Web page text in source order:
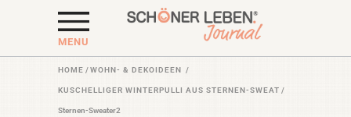
MENU
HOME /WOHN- & DEKOIDEEN /
KUSCHELLIGER WINTERPULLI AUS STERNEN-SWEAT /
Sternen-Sweater2